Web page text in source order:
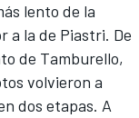
lento de la
a la de Piastri. De
de Tamburello,
volvieron a
dos etapas. A